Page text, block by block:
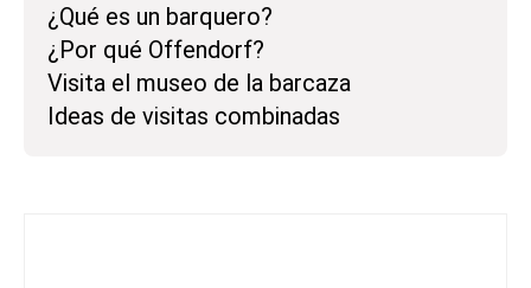
¿Qué es un barquero?
¿Por qué Offendorf?
Visita el museo de la barcaza
Ideas de visitas combinadas